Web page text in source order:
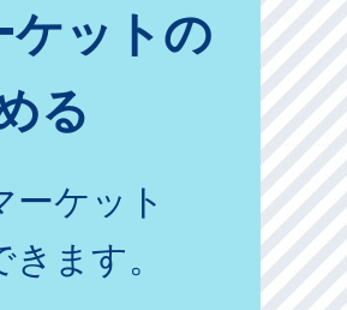
ケットの
る
ーケット
ます。